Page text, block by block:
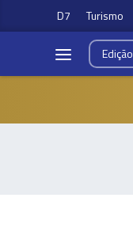
D7 Turismo
Edição